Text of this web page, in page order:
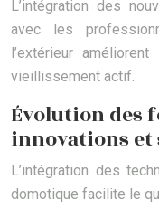
L’intégration des
avec les
l’extérieur
vieillissement actif.
Évolution des
innovations et
L’intégration des
domotique facilite le